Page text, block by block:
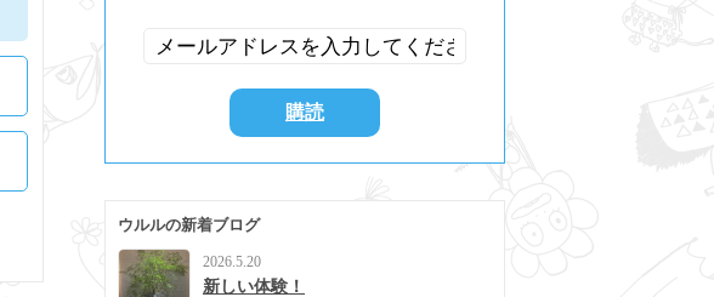
ウルルの新着ブログ
2026.5.20
新しい体験！